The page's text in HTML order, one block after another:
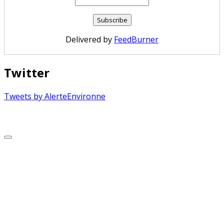
Delivered by FeedBurner
Twitter
Tweets by AlerteEnvironne
Scroll